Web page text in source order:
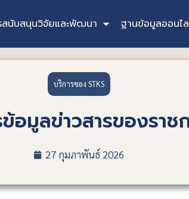
สนับสนุนวิจัยและพัฒนา ฐานข้อมูลออนไ
บริการของ STKS
อมูลข่าวสารของราช
27 กุมภาพันธ์ 2026